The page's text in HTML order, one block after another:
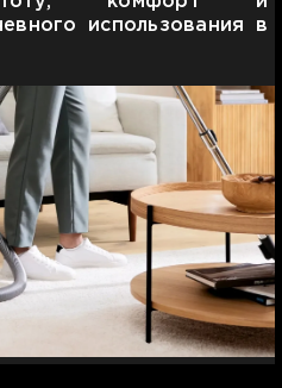
использования в